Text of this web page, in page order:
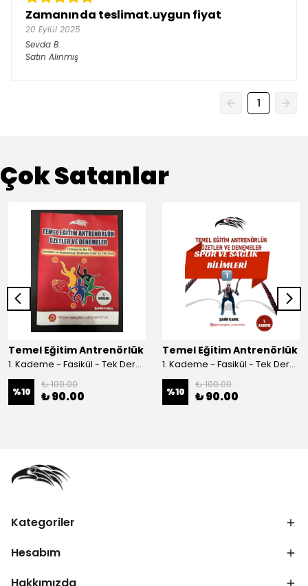
Zamanında teslimat.uygun fiyat
20 Eylül 2025
Sevda B.
Satın Alınmış
1
Çok Satanlar
Temel Eğitim Antrenörlük
1. Kademe - Fasikül - Tek Ders - Hareket ve Antrenman Bilimleri
%10
₺ 100.00
₺ 90.00
Temel Eğitim Antrenörlük
1. Kademe - Fasikül - Tek Ders - Spor ve Sağlık Bilimleri
%10
₺ 100.00
₺ 90.00
Kategoriler
Hesabım